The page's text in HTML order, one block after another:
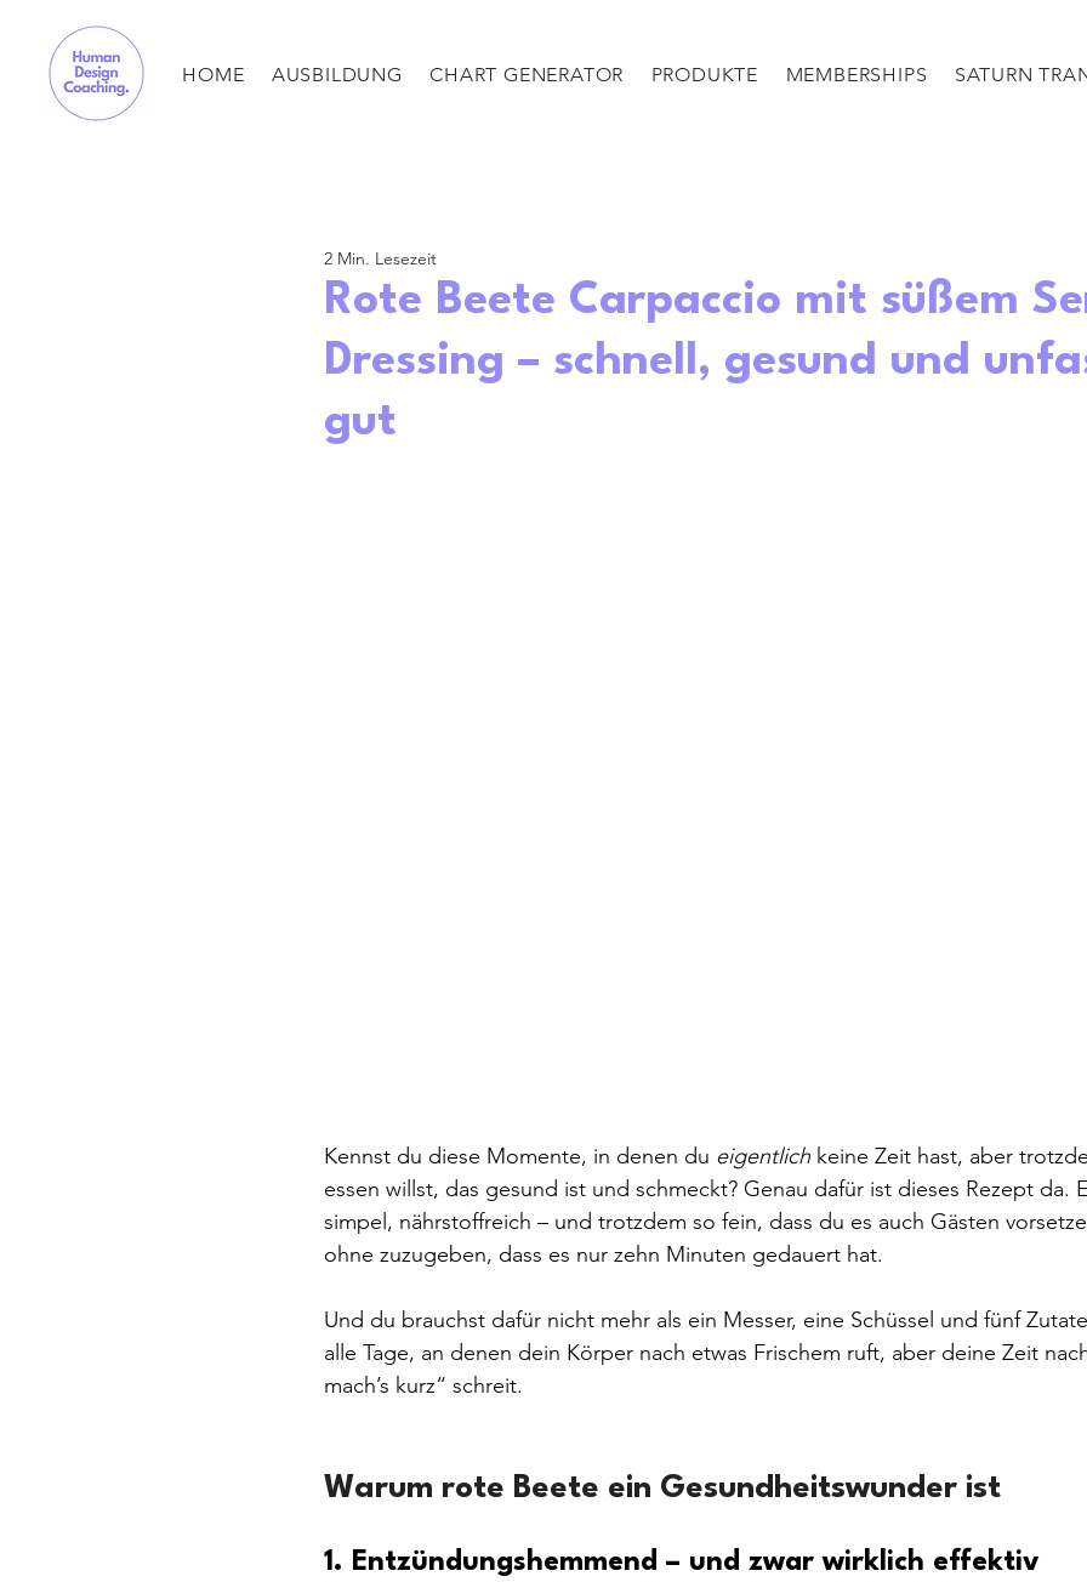
HOME AUSBILDUNG CHART GENERATOR PRODUKTE MEMBERSHIPS SATURN
Rote Beete Carpaccio mit süßem
Dressing – schnell, gesund und
gut
2 Min. Lesezeit
Kennst du diese Momente, in denen du eigentlich keine Zeit hast, aber
essen willst, das gesund ist und schmeckt? Genau dafür ist dieses Rezept da.
simpel, nährstoffreich – und trotzdem so fein, dass du es auch Gästen
ohne zuzugeben, dass es nur zehn Minuten gedauert hat.
Und du brauchst dafür nicht mehr als ein Messer, eine Schüssel und fünf
alle Tage, an denen dein Körper nach etwas Frischem ruft, aber deine Zeit
mach’s kurz“ schreit.
Warum rote Beete ein Gesundheitswunder ist
1. Entzündungshemmend – und zwar wirklich effektiv